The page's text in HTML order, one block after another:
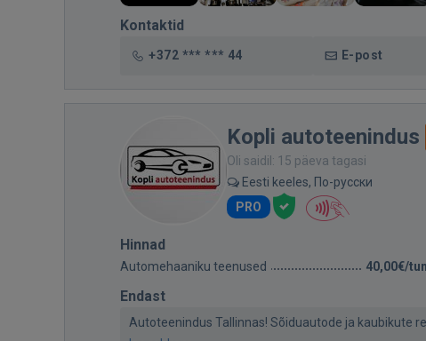
Kontaktid
+372 *** *** 44 E-post
Kopli autoteenindus
Oli saidil: 15 päeva tagasi
Eesti keeles, По-русски
PRO
Hinnad
Automehaaniku teenused 40,00€/
Endast
Autoteenindus Tallinnas! Sõiduautode ja kaubikute